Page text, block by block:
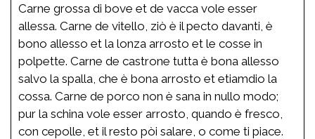
Carne grossa di bove et de vacca vole esser
allessa. Carne de vitello, ziò è il pecto davanti, è
bono allesso et la lonza arrosto et le cosse in
polpette. Carne de castrone tutta è bona allesso
salvo la spalla, che è bona arrosto et etiamdio la
cossa. Carne de porco non è sana in nullo modo;
pur la schina vole esser arrosto, quando è fresco,
con cepolle, et il resto pòi salare, o come ti piace.